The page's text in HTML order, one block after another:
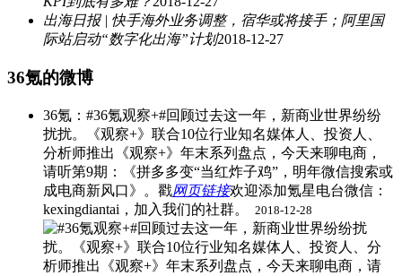
出海日报 | 快手海外业务调整，宿华或将接手​；阿里国
际站启动“数字化出海”计划2018-12-27
36氪的微博
36氪：#36氪观察+#回顾过去这一年，新商业世界纷纷
扰扰。《观察+》联合10位行业知名媒体人、投资人、
分析师推出《观察+》年末系列盘点，今天来聊电商，
请听第9期：《拼多多变“当红炸子鸡”，明年微信搜索或
成电商新风口》。戳网页链接欢迎添加氪星电台微信：
kexingdiantai，加入我们的社群。 ​
2018-12-28